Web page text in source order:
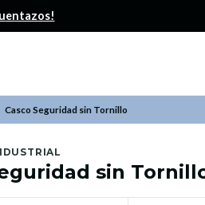
Casco Seguridad sin Tornillo
sin